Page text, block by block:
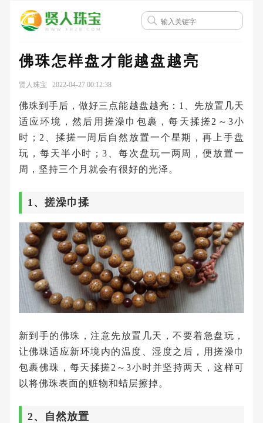
佛珠怎样盘才能越盘越亮
贤人珠宝 2022-04-27 00:12:38
佛珠到手后，做好三点能越盘越亮：1、先放置几天
适应环境，然后用搓澡巾包裹，每天揉搓2～3小
时；2、揉搓一周后自然放置一个星期，再上手盘
玩，每天半小时；3、每次盘玩一两周，便放置一
周，坚持三个月就会有很好的光泽。
1、搓澡巾揉
新到手的佛珠，注意先放置几天，不要着急盘玩，
让佛珠适应新环境内的温度、湿度之后，用搓澡巾
包裹佛珠，每天揉搓2～3小时并坚持两天，这样可
以将佛珠表面的赃物和蜡层擦掉。
2、自然放置